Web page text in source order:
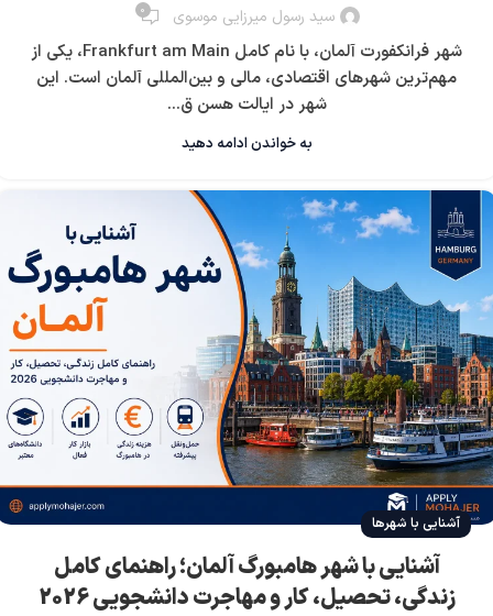
سید رسول میرزایی موسوی 0
شهر فرانکفورت آلمان، با نام کامل Frankfurt am Main، یکی از
مهم‌ترین شهرهای اقتصادی، مالی و بین‌المللی آلمان است. این
شهر در ایالت هسن ق...
به خواندن ادامه دهید
آشنایی با شهرها
آشنایی با شهر هامبورگ آلمان؛ راهنمای کامل
زندگی، تحصیل، کار و مهاجرت دانشجویی 2026